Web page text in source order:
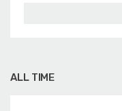
ALL TIME